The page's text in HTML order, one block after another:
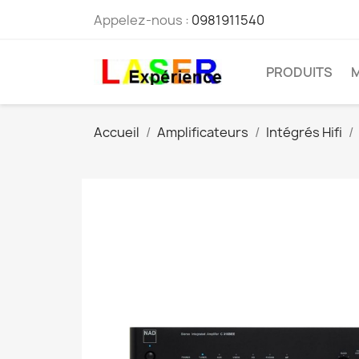
Appelez-nous : 0981911540
PRODUITS
Accueil Amplificateurs Intégrés Hifi